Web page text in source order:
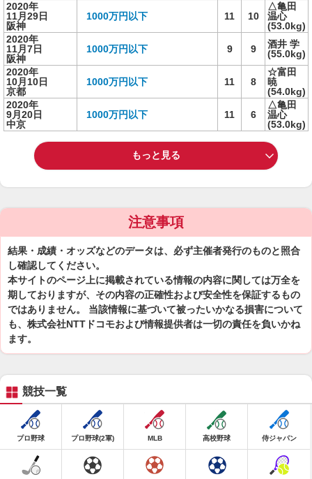
2020年
11月29日
阪神
1000万円以下 11 10
△亀田
温心
(53.0kg)
2020年
11月7日
阪神
1000万円以下 9 9
酒井 学
(55.0kg)
2020年
10月10日
京都
1000万円以下 11 8
☆富田
暁
(54.0kg)
2020年
9月20日
中京
1000万円以下 11 6
△亀田
温心
(53.0kg)
もっと見る
注意事項
結果・成績・オッズなどのデータは、必ず主催者発行のものと照合
し確認してください。
本サイトのページ上に掲載されている情報の内容に関しては万全を
期しておりますが、その内容の正確性および安全性を保証するもの
ではありません。 当該情報に基づいて被ったいかなる損害について
も、株式会社NTTドコモおよび情報提供者は一切の責任を負いかね
ます。
競技一覧
プロ野球 プロ野球(2軍) MLB 高校野球 侍ジャパン